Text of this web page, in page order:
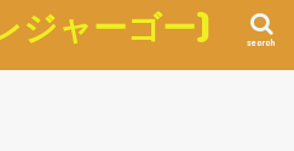
ジャーゴー) search